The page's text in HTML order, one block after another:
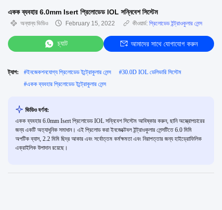
একক ব্যবহার 6.0mm Isert প্রিলোডেড IOL সন্নিবেশ সিস্টেম
অন্যান্য ভিডিও February 15, 2022 কীওয়ার্ড: প্রিলোডেড ইন্ট্রাওকুলার লেন্স
চ্যাট আমাদের সাথে যোগাযোগ করুন
ট্যাগ: #ইনজেকশনযোগ্য প্রিলোডেড ইন্ট্রোকুলার লেন্স #30.0D IOL ডেলিভারি সিস্টেম
#একক ব্যবহার প্রিলোডেড ইন্ট্রোকুলার লেন্স
ভিডিও বর্ণনা:
একক ব্যবহার 6.0mm Isert প্রিলোডেড IOL সন্নিবেশ সিস্টেম আবিষ্কার করুন, ছানি অস্ত্রোপচারের
জন্য একটি অত্যাধুনিক সমাধান। এই প্রিলোড করা ইনজেক্টেবল ইন্ট্রাওকুলার লেন্সটিতে 6.0 মিমি
অপটিক ব্যাস, 2.2 মিমি ছিদ্র আকার এবং সর্বোত্তম কর্মক্ষমতা এবং নিরাপত্তার জন্য হাইড্রোফিলিক
এক্রাইলিক উপাদান রয়েছে।